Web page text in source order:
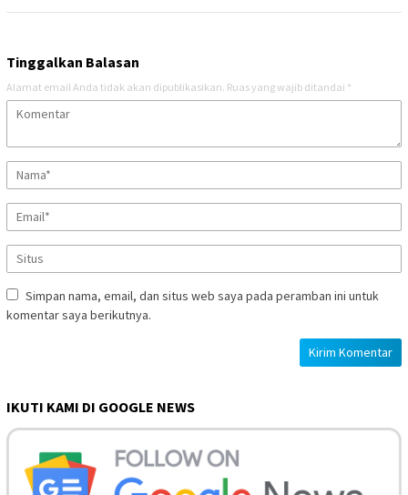
Tinggalkan Balasan
Alamat email Anda tidak akan dipublikasikan. Ruas yang wajib ditandai *
Simpan nama, email, dan situs web saya pada peramban ini untuk
komentar saya berikutnya.
IKUTI KAMI DI GOOGLE NEWS